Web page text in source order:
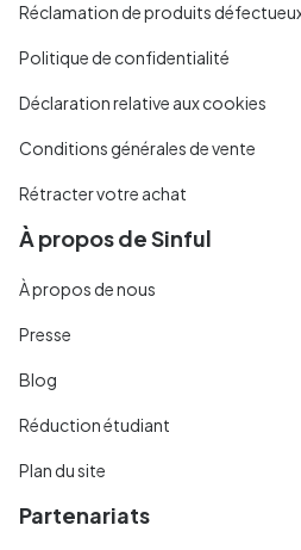
Réclamation de produits
Politique de confidentialité
Déclaration relative aux cookies
Conditions générales de vente
Rétracter votre achat
À propos de Sinful
À propos de nous
Presse
Blog
Réduction étudiant
Plan du site
Partenariats